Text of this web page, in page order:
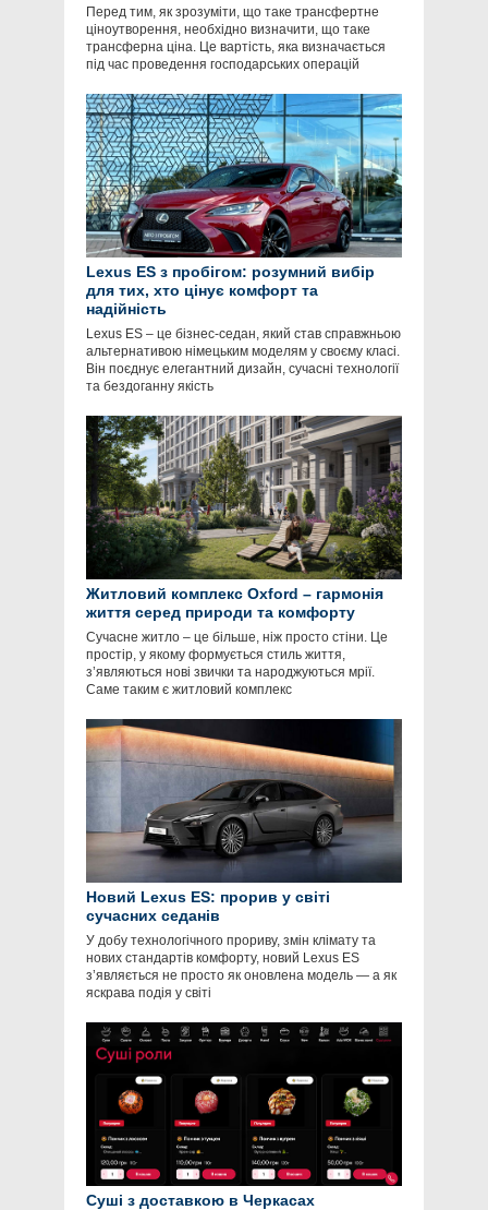
Перед тим, як зрозуміти, що таке трансфертне
ціноутворення, необхідно визначити, що таке
трансферна ціна. Це вартість, яка визначається
під час проведення господарських операцій
Lexus ES з пробігом: розумний вибір
для тих, хто цінує комфорт та
надійність
Lexus ES – це бізнес-седан, який став справжньою
альтернативою німецьким моделям у своєму класі.
Він поєднує елегантний дизайн, сучасні технології
та бездоганну якість
Житловий комплекс Oxford – гармонія
життя серед природи та комфорту
Сучасне житло – це більше, ніж просто стіни. Це
простір, у якому формується стиль життя,
з’являються нові звички та народжуються мрії.
Саме таким є житловий комплекс
Новий Lexus ES: прорив у світі
сучасних седанів
У добу технологічного прориву, змін клімату та
нових стандартів комфорту, новий Lexus ES
з’являється не просто як оновлена модель — а як
яскрава подія у світі
Суші з доставкою в Черкасах